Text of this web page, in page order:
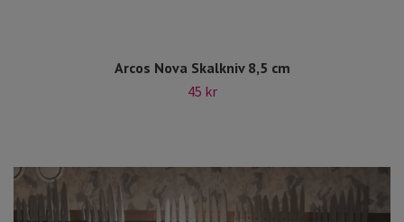
Arcos Nova Skalkniv 8,5 cm
45 kr